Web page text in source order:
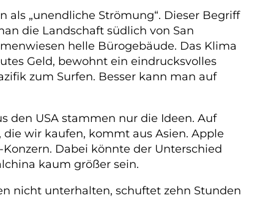
als „unendliche Strömung“. Dieser Begriff
die Landschaft südlich von San
helle Bürogebäude. Das Klima
Geld, bewohnt ein eindrucksvolles
zum Surfen. Besser kann man auf
den USA stammen nur die Ideen. Auf
wir kaufen, kommt aus Asien. Apple
Dabei könnte der Unterschied
kaum größer sein.
nicht unterhalten, schuftet zehn Stunden